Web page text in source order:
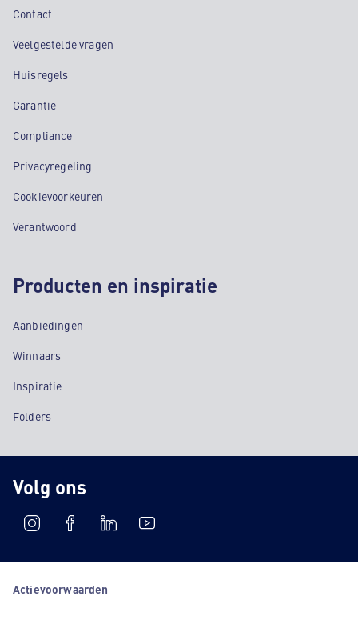
Contact
Veelgestelde vragen
Huisregels
Garantie
Compliance
Privacyregeling
Cookievoorkeuren
Verantwoord
Producten en inspiratie
Aanbiedingen
Winnaars
Inspiratie
Folders
Volg ons
Actievoorwaarden